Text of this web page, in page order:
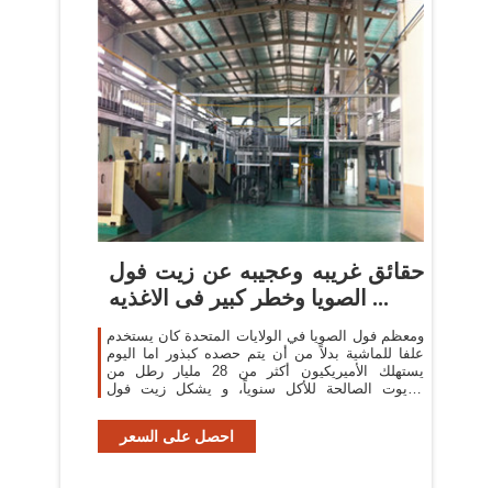
حقائق غريبه وعجيبه عن زيت فول
الصويا وخطر كبير فى الاغذيه ...
ومعظم فول الصويا في الولايات المتحدة كان يستخدم
علفا للماشية بدلاً من أن يتم حصده كبذور اما اليوم
يستهلك الأميريكيون أكثر من 28 مليار رطل من
الزيوت الصالحة للأكل سنوياً، و يشكل زيت فول
احصل على السعر